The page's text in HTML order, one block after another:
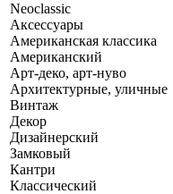
Neoclassic
Аксессуары
Американская классика
Американский
Арт-деко, арт-нуво
Архитектурные, уличные
Винтаж
Декор
Дизайнерский
Замковый
Кантри
Классический